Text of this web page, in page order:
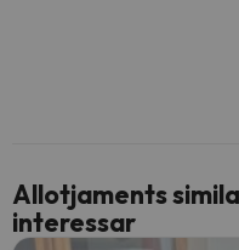
Allotjaments
interessar